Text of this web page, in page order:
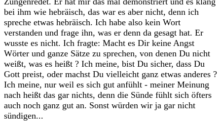
bei ihm wie hebräisch, das war es aber nicht, denn ich
spreche etwas hebräisch. Ich habe also kein Wort
verstanden und frage ihn, was er denn da gesagt hat. Er
wusste es nicht. Ich fragte: Macht es Dir keine Angst
Wörter und ganze Sätze zu sprechen, von denen Du nicht
weißt, was es heißt ? Ich meine, bist Du sicher, dass Du
Gott preist, oder machst Du vielleicht ganz etwas anderes ?
Ich meine, nur weil es sich gut anfühlt - meiner Meinung
nach heißt das gar nichts, denn die Sünde fühlt sich öfters
auch noch ganz gut an. Sonst würden wir ja gar nicht
sündigen...